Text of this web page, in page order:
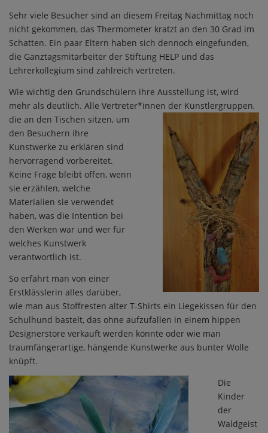
Sehr viele Besucher sind an diesem Freitag Nachmittag noch
nicht gekommen, das Thermometer kratzt an den 30 Grad im
Schatten. Ein paar Eltern haben sich dennoch eingefunden,
die Ganztagsmitarbeiter der Stiftung HELP und das
Lehrerkollegium sind zahlreich vertreten.
Wie wichtig den Grundschülern ihre Ausstellung ist, wird
mehr als deutlich. Alle Vertreter*innen der Künstlergruppen,
die an den Tischen sitzen, um
den Besuchern ihre
Kunstwerke zu erklären sind
hervorragend vorbereitet.
Keine Frage bleibt offen, wenn
sie erzählen, welche
Materialien sie verwendet
haben, was die Intention bei
den Werken war und wer für
welches Kunstwerk
verantwortlich ist.
So erfährt man von einer
Erstklässlerin alles darüber,
wie man aus Stoffresten alter T-Shirts ein Liegekissen für den
Schulhund bastelt, das ohne aufzufallen in einem hippen
Designerstore verkauft werden könnte oder wie man
traumfängerartige, hängende Kunstwerke aus bunter Wolle
knüpft.
Die
Kinder
der
Waldgeist